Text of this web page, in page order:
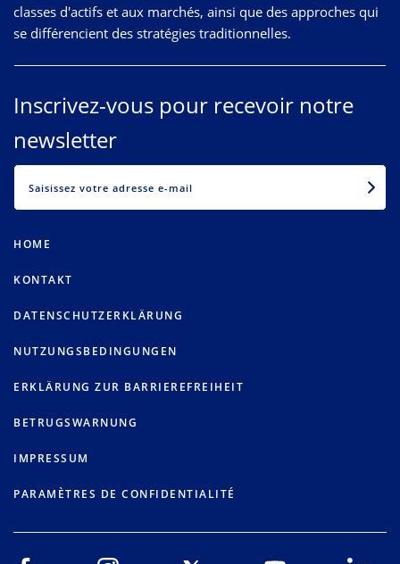
classes d'actifs et aux marchés, ainsi que des approches qui
se différencient des stratégies traditionnelles.
Inscrivez-vous pour recevoir notre
newsletter
HOME
KONTAKT
DATENSCHUTZERKLÄRUNG
NUTZUNGSBEDINGUNGEN
ERKLÄRUNG ZUR BARRIEREFREIHEIT
BETRUGSWARNUNG
IMPRESSUM
PARAMÈTRES DE CONFIDENTIALITÉ